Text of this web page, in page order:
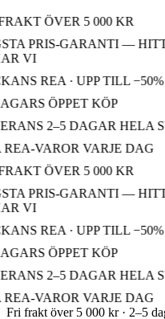
ÖVER 5 000 KR
PRIS-GARANTI —
VI
REA · UPP TILL −50%
ÖPPET KÖP
2–5 DAGAR HELA
VAROR VARJE DAG
ÖVER 5 000 KR
PRIS-GARANTI —
VI
REA · UPP TILL −50%
ÖPPET KÖP
2–5 DAGAR HELA
VAROR VARJE DAG
Fri frakt över 5 000 kr · 2–5